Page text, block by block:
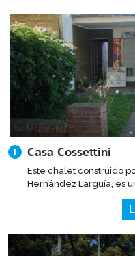
I Casa Cossettini
Este chalet construido
Hernández Larguía, es